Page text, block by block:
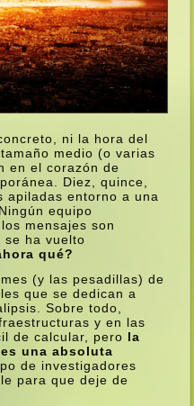
ni la hora del
medio (o varias
en el corazón de
Diez, quince,
apiladas entorno a una
equipo
mensajes son
se ha vuelto
qué?
(y las pesadillas) de
que se dedican a
Sobre todo,
y en las
de calcular, pero la
una absoluta
de investigadores
para que deje de